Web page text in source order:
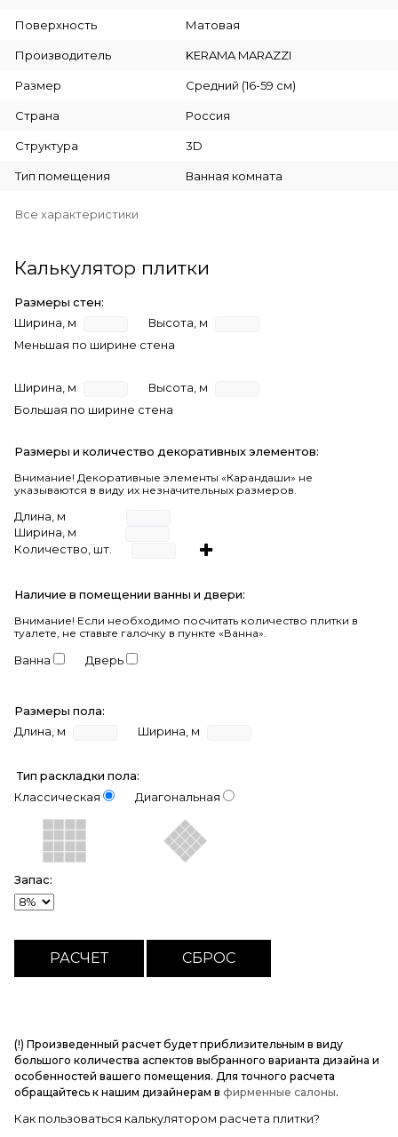
Поверхность Матовая
Производитель KERAMA MARAZZI
Размер Средний (16-59 см)
Страна Россия
Структура 3D
Тип помещения Ванная комната
Все характеристики
Калькулятор плитки
Размеры стен:
Ширина, м
Высота, м
Меньшая по ширине стена
Ширина, м
Высота, м
Большая по ширине стена
Размеры и количество декоративных элементов:
Внимание! Декоративные элементы «Карандаши» не
указываются в виду их незначительных размеров.
Длина, м
Ширина, м
Количество, шт.
Наличие в помещении ванны и двери:
Внимание! Если необходимо посчитать количество плитки в
туалете, не ставьте галочку в пункте «Ванна».
Ванна Дверь
Размеры пола:
Длина, м
Ширина, м
Тип раскладки пола:
Классическая
Диагональная
Запас:
(!) Произведенный расчет будет приблизительным в виду
большого количества аспектов выбранного варианта дизайна и
особенностей вашего помещения. Для точного расчета
обращайтесь к нашим дизайнерам в фирменные салоны.
Как пользоваться калькулятором расчета плитки?